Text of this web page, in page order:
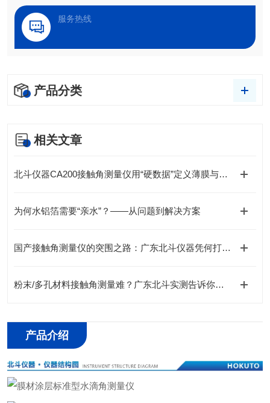
服务热线
产品分类
相关文章
北斗仪器CA200接触角测量仪用“硬数据”定义薄膜与标签润湿性测试精度
为何水铝箔需要“亲水”？——从问题到解决方案
国产接触角测量仪的突围之路：广东北斗仪器凭何打破进口垄断？
粉末/多孔材料接触角测量难？广东北斗实测告诉你，这都不是事！
产品介绍